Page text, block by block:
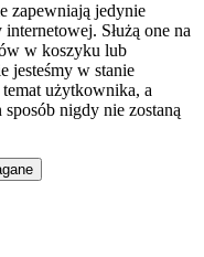
zapewniają jedynie
Służą one na
w koszyku lub
jesteśmy w stanie
użytkownika, a
nigdy nie zostaną